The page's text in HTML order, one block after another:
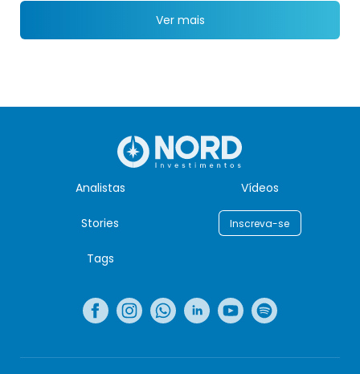
Ver mais
Analistas Vídeos
Stories Inscreva-se
Tags